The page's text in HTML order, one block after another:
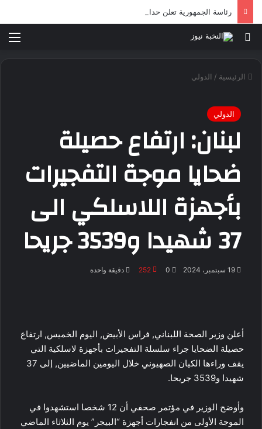
رئاسة الجمهورية تعلن حداداً وطنياً لثلاثة أيام ابتداء من اليوم
بحث عن
الرئيسية / الدولي
الدولي
لبنان: ارتفاع حصيلة
ضحايا موجة التفجيرات
بأجهزة اللاسلكي الى
37 شهيدا و3539 جريحا
19 سبتمبر، 2024 0
252 دقيقة واحدة
أعلن وزير الصحة اللبناني, فراس الأبيض, اليوم الخميس, ارتفاع
حصيلة الضحايا جراء سلسلة التفجيرات بأجهزة لاسلكية التي
يقف وراءها الكيان الصهيوني خلال اليومين الماضيين, إلى 37
شهيدا و3539 جريحا.
وأوضح الوزير في مؤتمر صحفي أن 12 شخصا استشهدوا في
الموجة الأولى من انفجارات أجهزة “البيجر” يوم الثلاثاء الماضي